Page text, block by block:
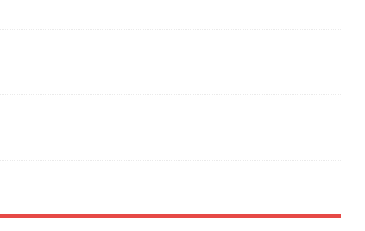
15E远
，特
，印
大，
用S-
战斗
，印度